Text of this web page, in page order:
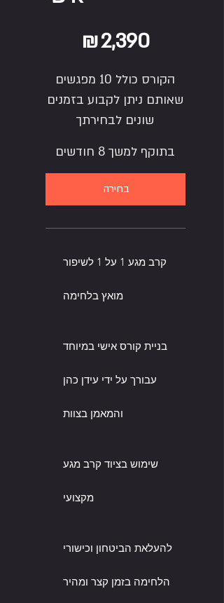
₪2,390
הקורס כולל 10 מפגשים
שאותם ניתן לקבוע בזמנים
שונים לבחירתך
בתוקף למשך 8 חודשים
בחירה
קרב מגע 1 על 1 לשיפור
מואץ בלחימה
בניית קורס אישי במיוחד
עבורך על ידי עידן כהן
והמאמן בצוות
שימוש בציוד קרב מגע
מקצועי
להעלאת הביטחון וכישורי
הלחימה בזמן קצר ומהיר